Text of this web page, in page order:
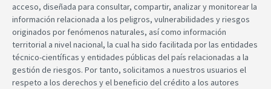
acceso, diseñada para consultar, compartir, analizar y monitorear la
información relacionada a los peligros, vulnerabilidades y riesgos
originados por fenómenos naturales, así como información
territorial a nivel nacional, la cual ha sido facilitada por las entidades
técnico-científicas y entidades públicas del país relacionadas a la
gestión de riesgos. Por tanto, solicitamos a nuestros usuarios el
respeto a los derechos y el beneficio del crédito a los autores